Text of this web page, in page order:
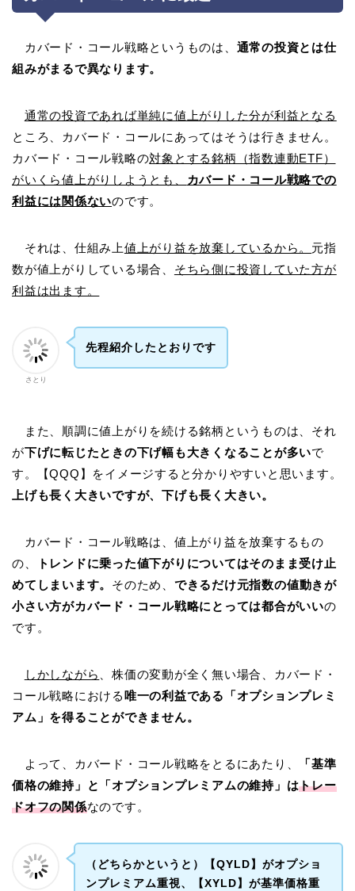
カバード・コール戦略というものは、 通常の投資とは仕
組みがまるで異なります。
通常の投資であれば単純に値上がりした分が利益となる
ところ、カバード・コールにあってはそうは行きません。
カバード・コール戦略の対象とする銘柄（指数連動ETF）
がいくら値上がりしようとも、
カバード・コール戦略での
利益には関係ないのです。
それは、仕組み上値上がり益を放棄しているから。 元指
数が値上がりしている場合、 そちら側に投資していた方が
利益は出ます。
さとり
先程紹介したとおりです
また、順調に値上がりを続ける銘柄というものは、それ
が下げに転じたときの下げ幅も大きくなることが多いで
す。【QQQ】をイメージすると分かりやすいと思います。
上げも長く大きいですが、下げも長く大きい。
カバード・コール戦略は、値上がり益を放棄するもの
の、
トレンドに乗った値下がりについてはそのまま受け止
めてしまいます。 そのため、 できるだけ元指数の値動きが
小さい方がカバード・コール戦略にとっては都合がいいの
です。
しかしながら
、株価の変動が全く無い場合、カバード・
コール戦略における 唯一の利益である「オプションプレミ
アム」を得ることができません。
よって、カバード・コール戦略をとるにあたり、
「基準
価格の維持」と「オプションプレミアムの維持」はトレー
ドオフの関係なのです。
（どちらかというと）【QYLD】がオプショ
ンプレミアム重視、【XYLD】が基準価格重